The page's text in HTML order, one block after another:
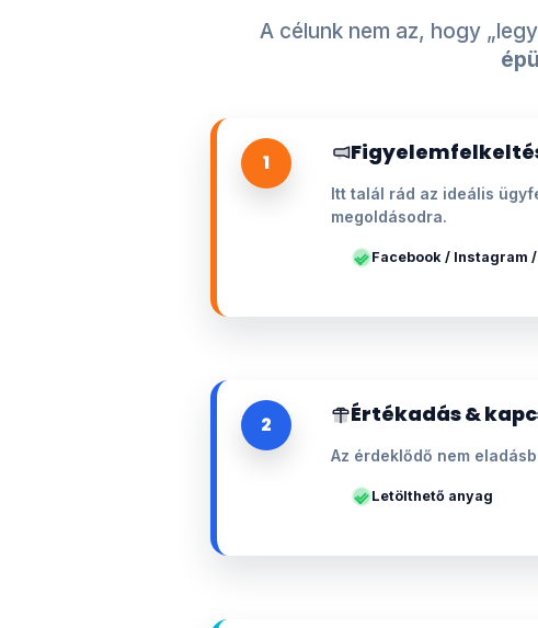
A célunk nem az, hogy
1
Itt talál rád az ideális
megoldásodra.
Facebook / Instagram
2 Értékadás &
Az érdeklődő nem
Letölthető anyag